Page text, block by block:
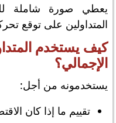
يعطي صورة شاملة
المتداولين على توقع
كيف يستخدم
الإجمالي؟
يستخدمونه من أجل:
تقييم ما إذا كان